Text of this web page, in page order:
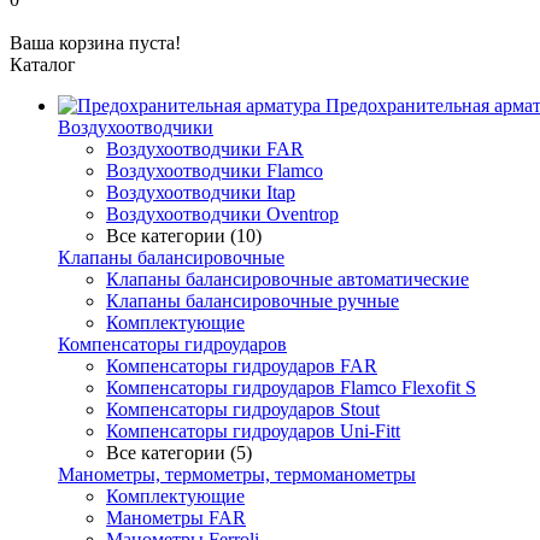
Ваша корзина пуста!
Каталог
Предохранительная
Воздухоотводчики
Воздухоотводчики FAR
Воздухоотводчики Flamco
Воздухоотводчики Itap
Воздухоотводчики Oventrop
Все категории (10)
Клапаны балансировочные
Клапаны балансировочные автоматические
Клапаны балансировочные ручные
Комплектующие
Компенсаторы гидроударов
Компенсаторы гидроударов FAR
Компенсаторы гидроударов Flamco Flexofit S
Компенсаторы гидроударов Stout
Компенсаторы гидроударов Uni-Fitt
Все категории (5)
Манометры, термометры, термоманометры
Комплектующие
Манометры FAR